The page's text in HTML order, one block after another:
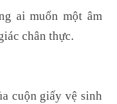
ai muốn một âm
chân thực.
cuộn giấy vệ sinh